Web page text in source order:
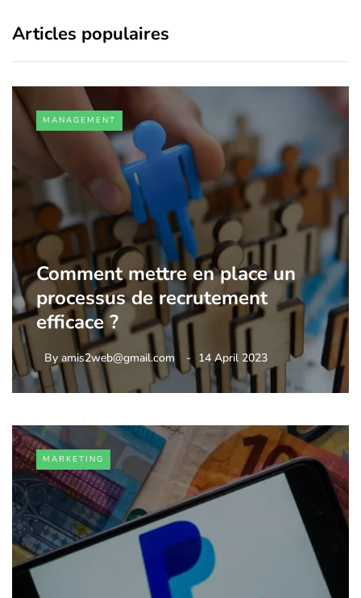
Articles populaires
MANAGEMENT
Comment mettre en place un
processus de recrutement
efficace ?
By amis2web@gmail.com 14 April 2023
MARKETING